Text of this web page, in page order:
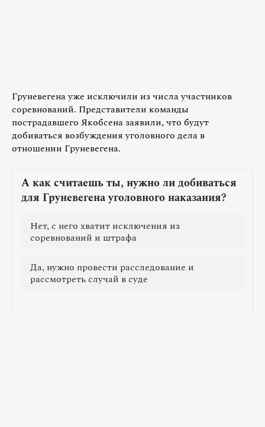
Груневегена уже исключили из числа участников
соревнований. Представители команды
пострадавшего Якобсена заявили, что будут
добиваться возбуждения уголовного дела в
отношении Груневегена.